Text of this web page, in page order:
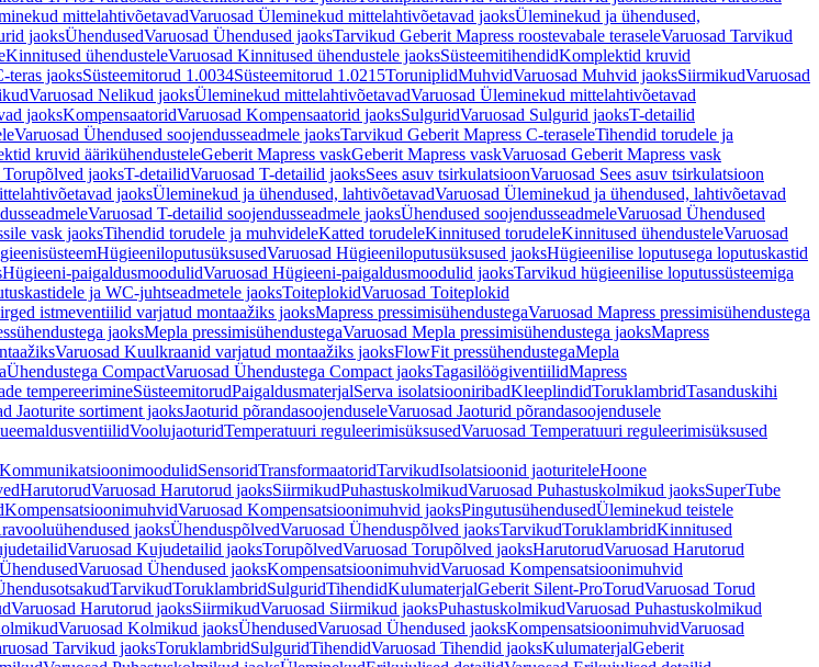
mittelahtivõetavadVaruosad Üleminekud mittelahtivõetavad jaoksÜleminekud ja ühendused,
jaoksÜhendusedVaruosad Ühendused jaoksTarvikud Geberit Mapress roostevabale teraseleVaruosad Tarvikud
Kinnitused ühendusteleVaruosad Kinnitused ühendustele jaoksSüsteemitihendidKomplektid kruvid
teras jaoksSüsteemitorud 1.0034Süsteemitorud 1.0215ToruniplidMuhvidVaruosad Muhvid jaoksSiirmikudVaruosad
Varuosad Nelikud jaoksÜleminekud mittelahtivõetavadVaruosad Üleminekud mittelahtivõetavad
jaoksKompensaatoridVaruosad Kompensaatorid jaoksSulguridVaruosad Sulgurid jaoksT-detailid
Varuosad Ühendused soojendusseadmele jaoksTarvikud Geberit Mapress C-teraseleTihendid torudele ja
kruvid äärikühendusteleGeberit Mapress vaskGeberit Mapress vaskVaruosad Geberit Mapress vask
Torupõlved jaoksT-detailidVaruosad T-detailid jaoksSees asuv tsirkulatsioonVaruosad Sees asuv tsirkulatsioon
jaoksÜleminekud ja ühendused, lahtivõetavadVaruosad Üleminekud ja ühendused, lahtivõetavad
Varuosad T-detailid soojendusseadmele jaoksÜhendused soojendusseadmeleVaruosad Ühendused
vask jaoksTihendid torudele ja muhvideleKatted torudeleKinnitused torudeleKinnitused ühendusteleVaruosad
HügieeniloputusüksusedVaruosad Hügieeniloputusüksused jaoksHügieenilise loputusega loputuskastid
Hügieeni-paigaldusmoodulidVaruosad Hügieeni-paigaldusmoodulid jaoksTarvikud hügieenilise loputussüsteemiga
ja WC-juhtseadmetele jaoksToiteplokidVaruosad Toiteplokid
istmeventiilid varjatud montaažiks jaoksMapress pressimisühendustegaVaruosad Mapress pressimisühendustega
jaoksMepla pressimisühendustegaVaruosad Mepla pressimisühendustega jaoksMapress
Varuosad Kuulkraanid varjatud montaažiks jaoksFlowFit pressühendustegaMepla
Ühendustega CompactVaruosad Ühendustega Compact jaoksTagasilöögiventiilidMapress
tempereerimineSüsteemitorudPaigaldusmaterjalServa isolatsiooniribadKleeplindidToruklambridTasanduskihi
Jaoturite sortiment jaoksJaoturid põrandasoojenduseleVaruosad Jaoturid põrandasoojendusele
VoolujaoturidTemperatuuri reguleerimisüksusedVaruosad Temperatuuri reguleerimisüksused
KommunikatsioonimoodulidSensoridTransformaatoridTarvikudIsolatsioonid jaoturiteleHoone
HarutorudVaruosad Harutorud jaoksSiirmikudPuhastuskolmikudVaruosad Puhastuskolmikud jaoksSuperTube
KompensatsioonimuhvidVaruosad Kompensatsioonimuhvid jaoksPingutusühendusedÜleminekud teistele
jaoksÜhenduspõlvedVaruosad Ühenduspõlved jaoksTarvikudToruklambridKinnitused
Varuosad Kujudetailid jaoksTorupõlvedVaruosad Torupõlved jaoksHarutorudVaruosad Harutorud
ÜhendusedVaruosad Ühendused jaoksKompensatsioonimuhvidVaruosad Kompensatsioonimuhvid
TarvikudToruklambridSulguridTihendidKulumaterjalGeberit Silent-ProTorudVaruosad Torud
Varuosad Harutorud jaoksSiirmikudVaruosad Siirmikud jaoksPuhastuskolmikudVaruosad Puhastuskolmikud
Varuosad Kolmikud jaoksÜhendusedVaruosad Ühendused jaoksKompensatsioonimuhvidVaruosad
Tarvikud jaoksToruklambridSulguridTihendidVaruosad Tihendid jaoksKulumaterjalGeberit